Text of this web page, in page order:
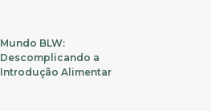
Mundo BLW:
Descomplicando a
Introdução Alimentar